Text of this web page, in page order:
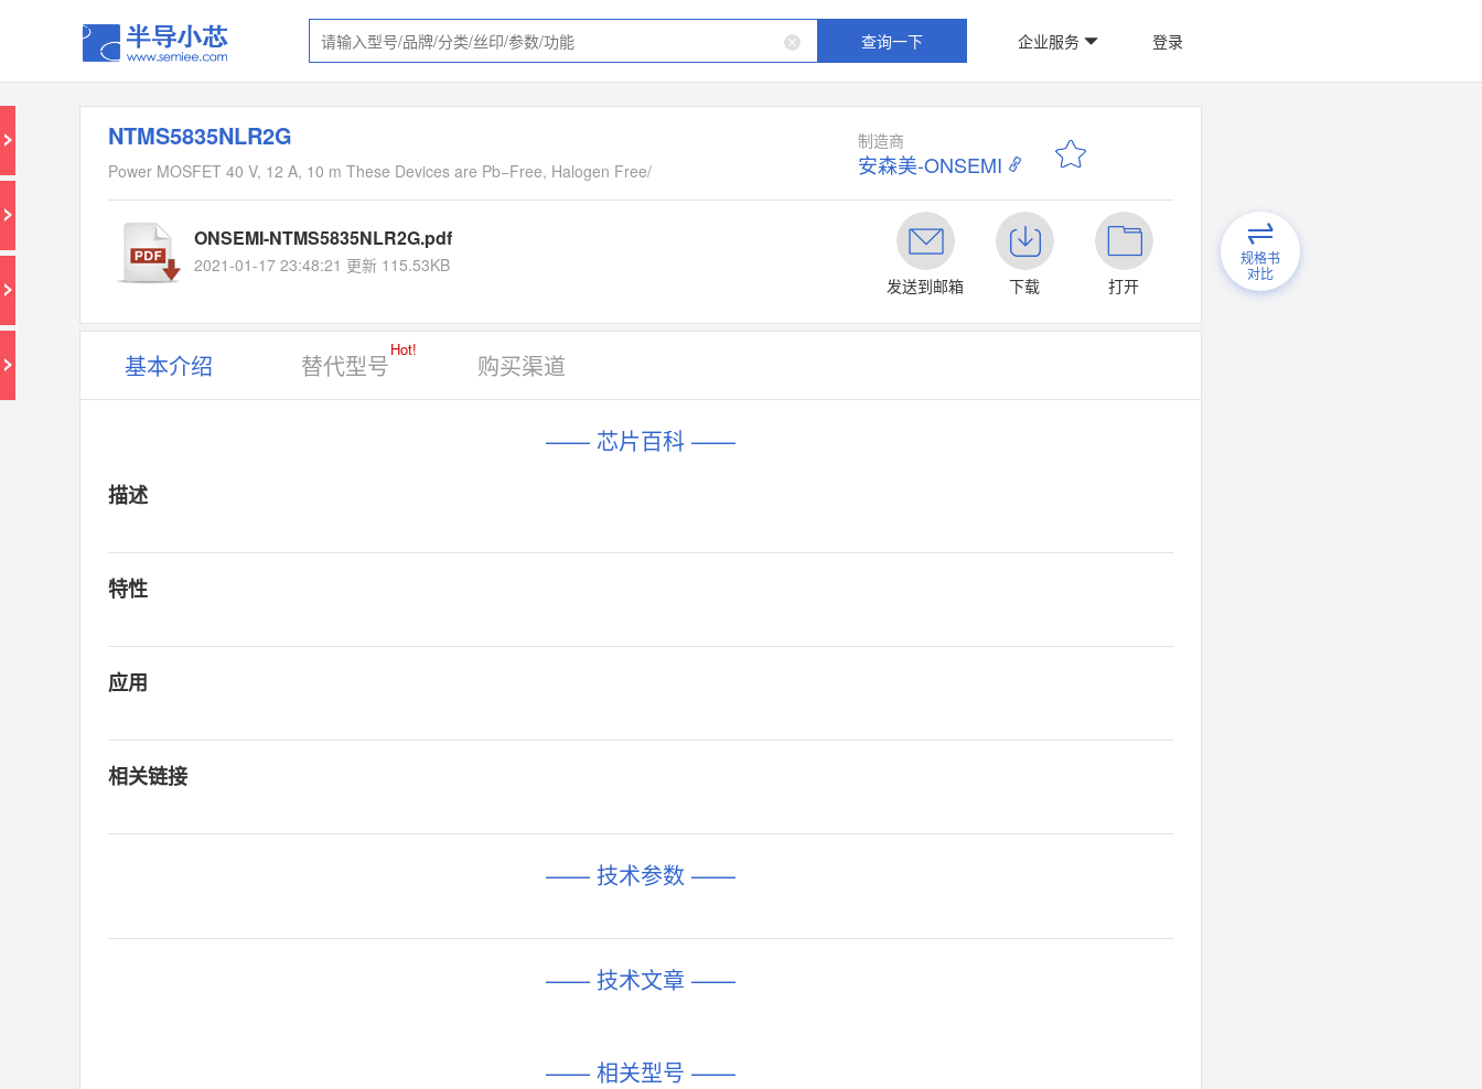
查询一下 企业服务 登录
NTMS5835NLR2G
Power MOSFET 40 V, 12 A, 10 m These Devices are Pb−Free, Halogen Free/
制造商
安森美-ONSEMI
ONSEMI-NTMS5835NLR2G.pdf
2021-01-17 23:48:21 更新 115.53KB
发送到邮箱
下载 打开
规格书
对比
基本介绍 替代型号
Hot!
购买渠道
—— 芯片百科 ——
描述
特性
应用
相关链接
—— 技术参数 ——
—— 技术文章 ——
—— 相关型号 ——